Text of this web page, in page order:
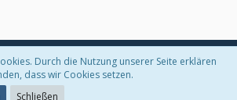
Kontakt Impressum
Durch die Nutzung unserer Seite erklären
dass wir Cookies setzen.
Schließen